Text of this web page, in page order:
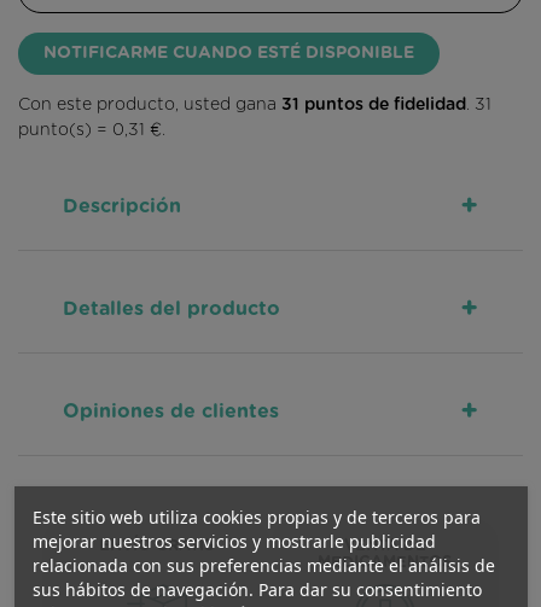
Este sitio web utiliza cookies propias y de terceros para
mejorar nuestros servicios y mostrarle publicidad
relacionada con sus preferencias mediante el análisis de
sus hábitos de navegación. Para dar su consentimiento
NOTIFICARME CUANDO ESTÉ DISPONIBLE
Con este producto, usted gana 31 puntos de fidelidad . 31
punto(s) = 0,31 €.
Descripción +
Detalles del producto +
Opiniones de clientes +
ENVÍO GRATIS
VENTA DE
MEDICAMENTOS